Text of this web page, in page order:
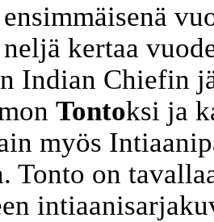
kertaa
Indian Chiefin
Tontoksi ja
myös
Tonto on